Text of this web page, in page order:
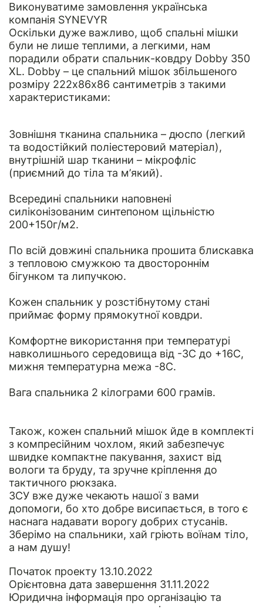
Виконуватиме замовлення українська
компанія SYNEVYR
Оскільки дуже важливо, щоб спальні мішки
були не лише теплими, а легкими, нам
порадили обрати спальник-ковдру Dobby 350
XL. Dobby – це спальний мішок збільшеного
розміру 222х86х86 сантиметрів з такими
характеристиками:
Зовнішня тканина спальника – дюспо (легкий
та водостійкий поліестеровий матеріал),
внутрішній шар тканини – мікрофліс
(приємний до тіла та м’який).
Всередині спальники наповнені
силіконізованим синтепоном щільністю
200+150г/м2.
По всій довжині спальника прошита блискавка
з тепловою смужкою та двостороннім
бігунком та липучкою.
Кожен спальник у розстібнутому стані
приймає форму прямокутної ковдри.
Комфортне використання при температурі
навколишнього середовища від -3C до +16С,
мижня температурна межа -8C.
Вага спальника 2 кілограми 600 грамів.
Також, кожен спальний мішок йде в комплекті
з компресійним чохлом, який забезпечує
швидке компактне пакування, захист від
вологи та бруду, та зручне кріплення до
тактичного рюкзака.
ЗСУ вже дуже чекають нашої з вами
допомоги, бо хто добре висипається, в того є
наснага надавати ворогу добрих стусанів.
Зберімо на спальники, хай гріють воїнам тіло,
а нам душу!
Початок проекту 13.10.2022
Орієнтовна дата завершення 31.11.2022
Юридична інформація про організацію та